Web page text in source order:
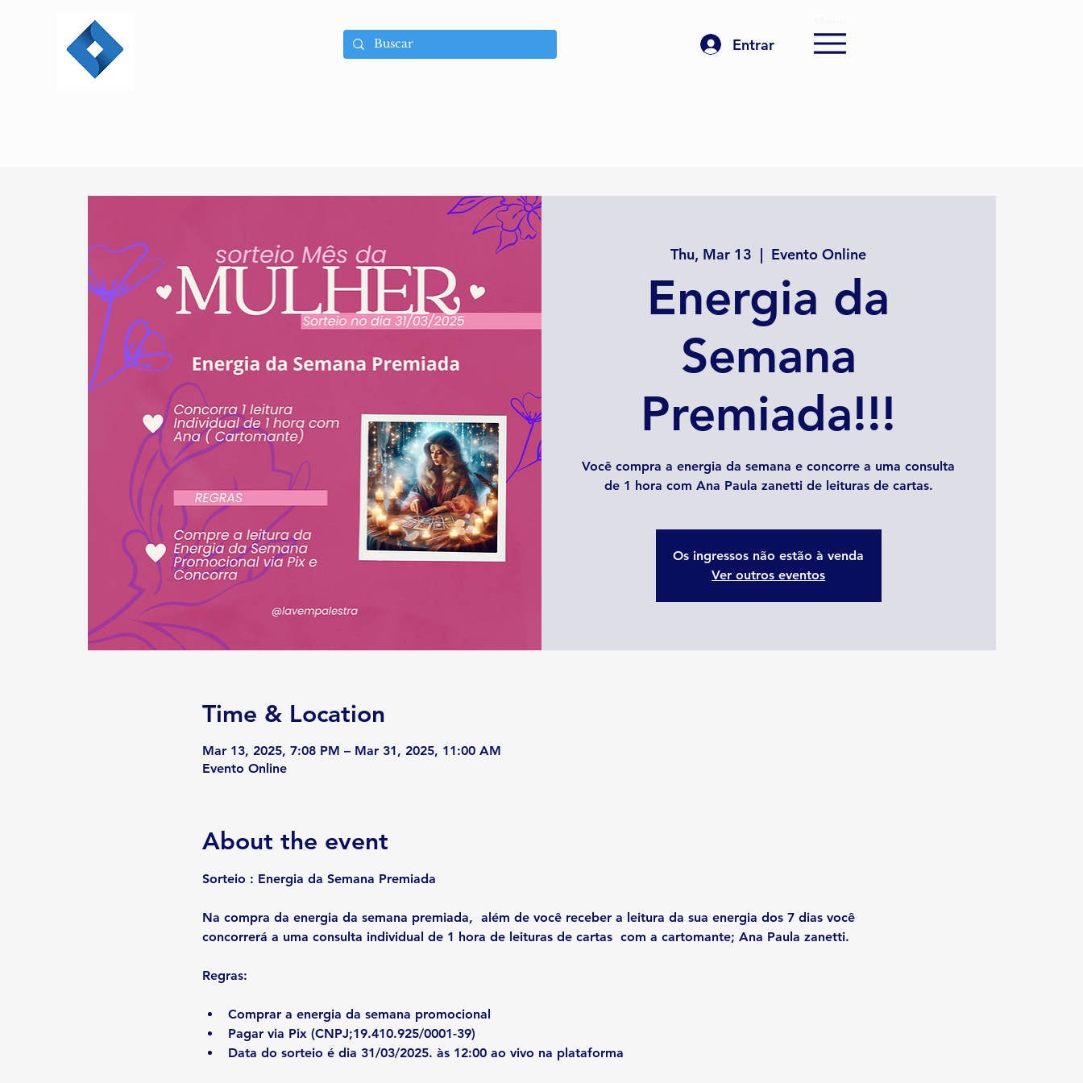
Entrar
Thu, Mar 13
  |
Evento Online
Energia da
Semana
Premiada!!!
Você compra a energia da semana e concorre a uma consulta
de 1 hora com Ana Paula zanetti de leituras de cartas.
Os ingressos não estão à venda
Ver outros eventos
Time & Location
Mar 13, 2025, 7:08 PM – Mar 31, 2025, 11:00 AM
Evento Online
About the event
Sorteio : Energia da Semana Premiada
Na compra da energia da semana premiada,  além de você receber a leitura da sua energia dos 7 dias você
concorrerá a uma consulta individual de 1 hora de leituras de cartas  com a cartomante; Ana Paula zanetti.
Regras:
Comprar a energia da semana promocional
Pagar via Pix (CNPJ;19.410.925/0001-39)
Data do sorteio é dia 31/03/2025. às 12:00 ao vivo na plataforma